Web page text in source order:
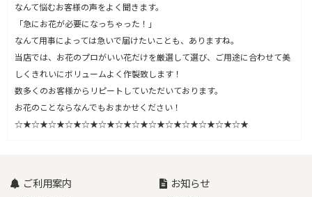
なんて悩むお客様の声をよく聞きます。
「急にお花が必要になっちゃった！」
なんて用事によっては急いで届けたいことも、ありますね。
当店では、お花のプロがいい花だけを厳選して選び、ご用途に合わせて美
しくきれいにボリュームよく作製致します！
数多くのお客様からリピートしていただいております。
お花のことならなんでもおまかせください！
☆★☆★☆★☆★☆★☆★☆★☆★☆★☆★☆★☆★☆★☆★
ご利用案内 お知らせ